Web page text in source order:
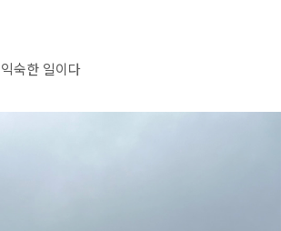
숙한 일이다